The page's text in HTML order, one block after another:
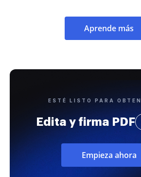
Aprende más
ESTÉ LISTO PARA
Edita y firma PDF
Empieza ahora